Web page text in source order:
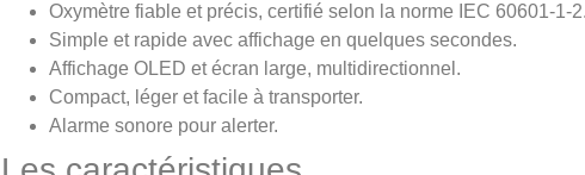
Oxymètre fiable et précis, certifié selon la norme IEC 60601-1-2.
Simple et rapide avec affichage en quelques secondes.
Affichage OLED et écran large, multidirectionnel.
Compact, léger et facile à transporter.
Alarme sonore pour alerter.